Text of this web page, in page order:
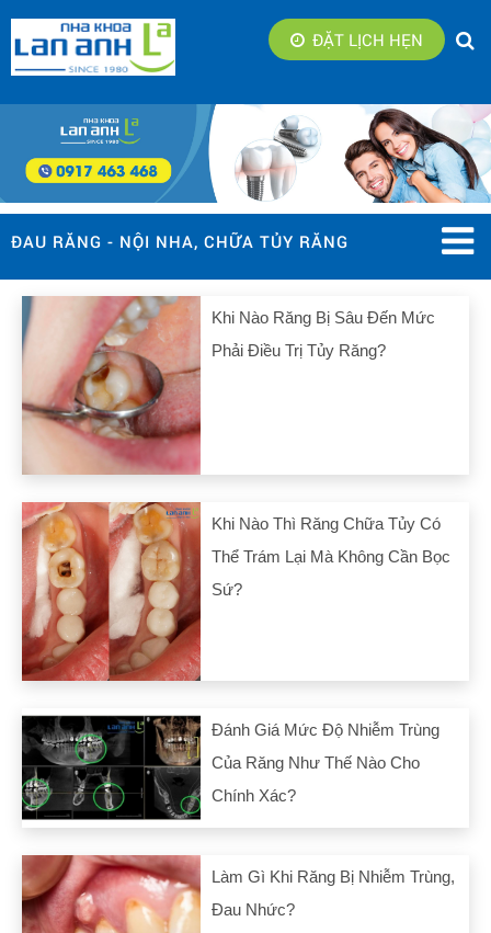
ĐẶT LỊCH HẸN
ĐAU RĂNG - NỘI NHA, CHỮA TỦY RĂNG
Khi Nào Răng Bị Sâu Đến Mức
Phải Điều Trị Tủy Răng?
Khi Nào Thì Răng Chữa Tủy Có
Thể Trám Lại Mà Không Cần Bọc
Sứ?
Đánh Giá Mức Độ Nhiễm Trùng
Của Răng Như Thế Nào Cho
Chính Xác?
Làm Gì Khi Răng Bị Nhiễm Trùng,
Đau Nhức?